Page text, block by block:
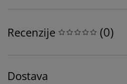
Recenzije (0)
Dostava